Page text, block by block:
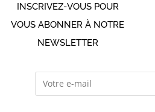
INSCRIVEZ-VOUS POUR
VOUS ABONNER À NOTRE
NEWSLETTER